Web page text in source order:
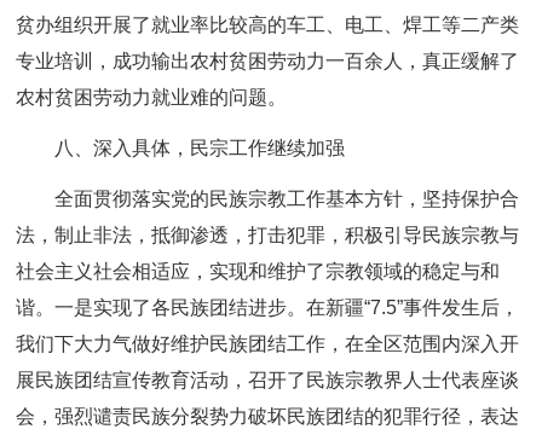
贫办组织开展了就业率比较高的车工、电工、焊工等二产类
专业培训，成功输出农村贫困劳动力一百余人，真正缓解了
农村贫困劳动力就业难的问题。
八、深入具体，民宗工作继续加强
全面贯彻落实党的民族宗教工作基本方针，坚持保护合
法，制止非法，抵御渗透，打击犯罪，积极引导民族宗教与
社会主义社会相适应，实现和维护了宗教领域的稳定与和
谐。一是实现了各民族团结进步。在新疆“7.5”事件发生后，
我们下大力气做好维护民族团结工作，在全区范围内深入开
展民族团结宣传教育活动，召开了民族宗教界人士代表座谈
会，强烈谴责民族分裂势力破坏民族团结的犯罪行径，表达